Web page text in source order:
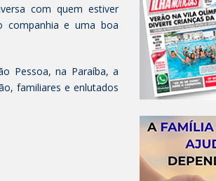
com quem estiver
companhia e uma boa
Pessoa, na Paraíba, a
familiares e enlutados